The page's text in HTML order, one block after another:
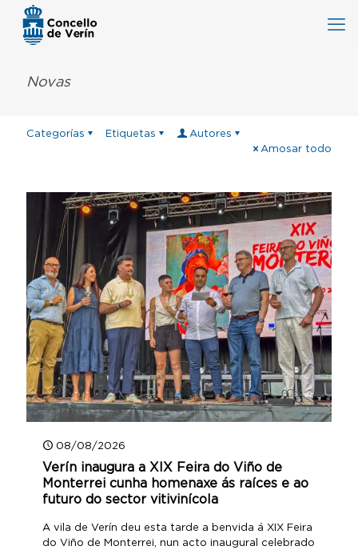
Novas
Categorías Etiquetas
Autores
Amosar todo
08/08/2026
Verín inaugura a XIX Feira do Viño de
Monterrei cunha homenaxe ás raíces e ao
futuro do sector vitivinícola
A vila de Verín deu esta tarde a benvida á XIX Feira
do Viño de Monterrei, nun acto inaugural celebrado